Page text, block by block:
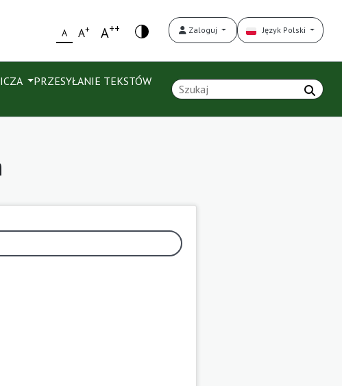
A A+ A++ Zaloguj Język Polski
PRZESYŁANIE TEKSTÓW